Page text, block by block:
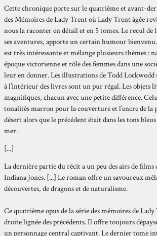
Cette chronique porte sur le quatrième et avant-
des Mémoires de Lady Trent où Lady Trent âgée
nous la raconter en détail et en 5 tomes. Le recul de
ses aventures, apporte un certain humour bienvenu.
est très intéressante et mélange plusieurs thèmes :
époque victorienne et rôle des femmes dans une
leur en donner. Les illustrations de Todd Lockwodd
à l’intérieur des livres sont un pur régal. Les objets
magnifiques, chacun avec une petite différence.
tonalités marron pour la couverture et l’encre de la
désert alors que le précédent était dans les tons
mer.
[...]
La dernière partie du récit a un peu des airs de films
Indiana Jones. [...] Le roman offre un savoureux
découvertes, de dragons et de naturalisme.
Ce quatrième opus de la série des mémoires de
droite lignée des précédents. Il offre toujours
un personnage central captivant. Le dernier tome